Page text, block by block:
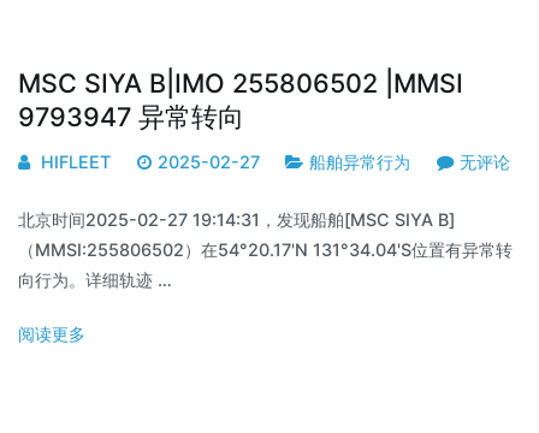
MSC SIYA B|IMO 255806502 |MMSI
9793947 异常转向
HIFLEET 2025-02-27 船舶异常行为 无评论
北京时间2025-02-27 19:14:31，发现船舶[MSC SIYA B]
（MMSI:255806502）在54°20.17'N 131°34.04'S位置有异常转
向行为。详细轨迹 …
阅读更多